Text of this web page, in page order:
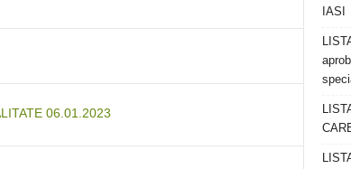
06.01.2023
IASI